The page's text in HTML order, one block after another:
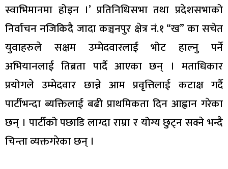
स्वाभिमानमा होइन ।’ प्रतिनिधिसभा तथा प्रदेशसभाको
निर्वाचन नजिकिदै जादा कञ्चनपुर क्षेत्र नं.१ “ख” का सचेत
युवाहरुले सक्षम उम्मेदवारलाई भोट हाल्नु पर्ने
अभियानलाई तिब्रता पार्दै आएका छन् । मताधिकार
प्रयोगले उम्मेदवार छान्ने आम प्रवृत्तिलाई कटाक्ष गर्दै
पार्टीभन्दा ब्यक्तिलाई बढी प्राथमिकता दिन आह्वान गरेका
छन् । पार्टीको पछाडि लाग्दा राम्रा र योग्य छुट्न सक्ने भन्दै
चिन्ता व्यक्तगरेका छन् ।